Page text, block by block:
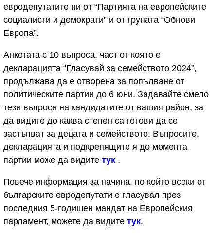
евродепутатите ни от “Партията на европейските
социалисти и демократи” и от групата “Обнови
Европа”.
Анкетата с 10 въпроса, част от която е
декларацията “Гласувай за семейството 2024”,
продължава да е отворена за попълване от
политическите партии до 6 юни. Задавайте смело
тези въпроси на кандидатите от вашия район, за
да видите до каква степен са готови да се
застъпват за децата и семейството. Въпросите,
декларацията и подкрепящите я до момента
партии може да видите тук .
Повече информация за начина, по който всеки от
българските евродепутати е гласувал през
последния 5-годишен мандат на Европейския
парламент, можете да видите тук.